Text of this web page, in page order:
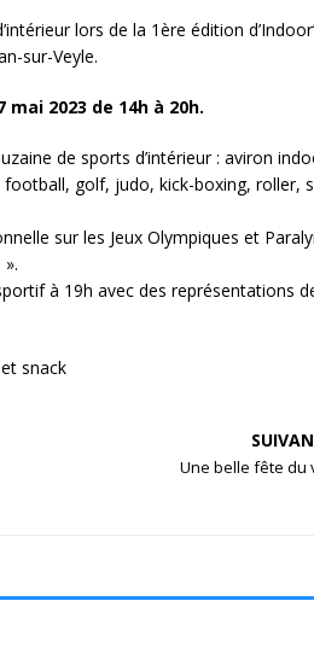
lors de la 1ère édition
sur-Veyle.
mai 2023 de 14h à 20h.
de sports d’intérieur : aviron
golf, judo, kick-boxing, roller,
sur les Jeux Olympiques et
à 19h avec des représentations
snack
Une belle fête du